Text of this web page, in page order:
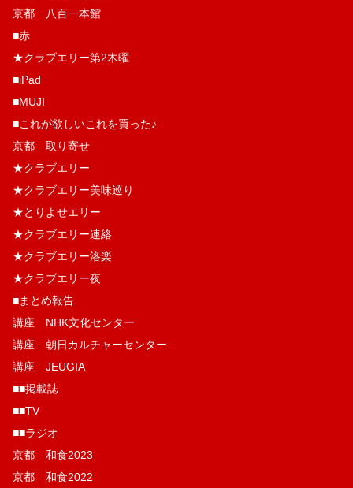
京都 八百一本館
■赤
★クラブエリー第2木曜
■iPad
■MUJI
■これが欲しいこれを買った♪
京都 取り寄せ
★クラブエリー
★クラブエリー美味巡り
★とりよせエリー
★クラブエリー連絡
★クラブエリー洛楽
★クラブエリー夜
■まとめ報告
講座 NHK文化センター
講座 朝日カルチャーセンター
講座 JEUGIA
■■掲載誌
■■TV
■■ラジオ
京都 和食2023
京都 和食2022